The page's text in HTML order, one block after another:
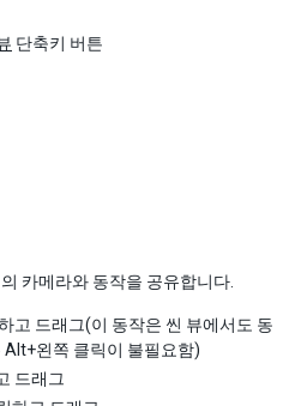
단축키 버튼
카메라와 동작을 공유합니다.
고 드래그(이 동작은 씬 뷰에서도 동
왼쪽 클릭이 불필요함)
드래그